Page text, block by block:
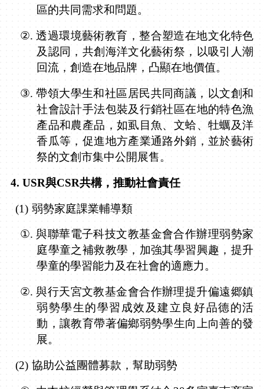
區的共同需求和問題。
②. 透過環境藝術教育，整合塑造在地文化特色
及認同，共創海洋文化藝術祭，以吸引人潮
回流，創造在地品牌，凸顯在地價值。
③. 帶領大學生和社區居民共同商議，以文創和
社會設計手法包裝及行銷社區在地的特色漁
產品和農產品，如虱目魚、文蛤、牡蠣及洋
香瓜等，促進地方產業通路外銷，並於藝術
祭的文創市集中公開展售。
4. USR與CSR共構，推動社會責任
(1) 弱勢家庭課業輔導類
①. 與聯華電子科技文教基金會合作辦理弱勢家
庭學童之補救教學，加強其學習興趣，提升
學童的學習能力及在社會的適應力。
②. 與行天宮文教基金會合作辦理提升偏遠郷鎮
弱勢學生的學習成效及建立良好品德的活
動，讓教育帶著偏鄉弱勢學生向上向善的發
展。
(2) 協助公益團體募款，幫助弱勢